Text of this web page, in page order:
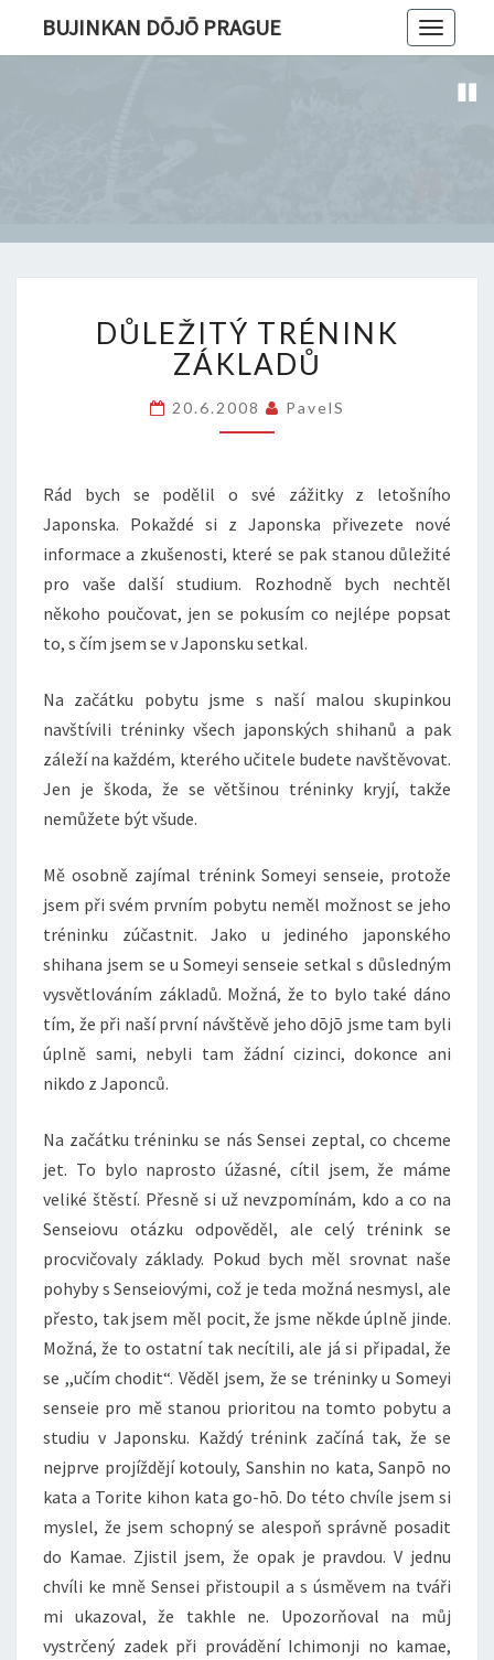
Toggle
BUJINKAN DŌJŌ PRAGUE
TRÉNINK
ZÁKLADŮ
DŮLEŽITÝ TRÉNINK
ZÁKLADŮ
20.6.2008 PavelS
Rád bych se podělil o své zážitky z letošního
Japonska. Pokaždé si z Japonska přivezete nové
informace a zkušenosti, které se pak stanou důležité
pro vaše další studium. Rozhodně bych nechtěl
někoho poučovat, jen se pokusím co nejlépe popsat
to, s čím jsem se v Japonsku setkal.
Na začátku pobytu jsme s naší malou skupinkou
navštívili tréninky všech japonských shihanů a pak
záleží na každém, kterého učitele budete navštěvovat.
Jen je škoda, že se většinou tréninky kryjí, takže
nemůžete být všude.
Mě osobně zajímal trénink Someyi senseie, protože
jsem při svém prvním pobytu neměl možnost se jeho
tréninku zúčastnit. Jako u jediného japonského
shihana jsem se u Someyi senseie setkal s důsledným
vysvětlováním základů. Možná, že to bylo také dáno
tím, že při naší první návštěvě jeho dōjō jsme tam byli
úplně sami, nebyli tam žádní cizinci, dokonce ani
nikdo z Japonců.
Na začátku tréninku se nás Sensei zeptal, co chceme
jet. To bylo naprosto úžasné, cítil jsem, že máme
veliké štěstí. Přesně si už nevzpomínám, kdo a co na
Senseiovu otázku odpověděl, ale celý trénink se
procvičovaly základy. Pokud bych měl srovnat naše
pohyby s Senseiovými, což je teda možná nesmysl, ale
přesto, tak jsem měl pocit, že jsme někde úplně jinde.
Možná, že to ostatní tak necítili, ale já si připadal, že
se ,,učím chodit“. Věděl jsem, že se tréninky u Someyi
senseie pro mě stanou prioritou na tomto pobytu a
studiu v Japonsku. Každý trénink začíná tak, že se
nejprve projíždějí kotouly, Sanshin no kata, Sanpō no
kata a Torite kihon kata go-hō. Do této chvíle jsem si
myslel, že jsem schopný se alespoň správně posadit
do Kamae. Zjistil jsem, že opak je pravdou. V jednu
chvíli ke mně Sensei přistoupil a s úsměvem na tváři
mi ukazoval, že takhle ne. Upozorňoval na můj
vystrčený zadek při provádění Ichimonji no kamae,